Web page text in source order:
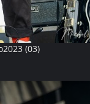
(03)